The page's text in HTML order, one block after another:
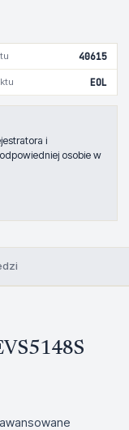
40615
EOL
i
osobie w